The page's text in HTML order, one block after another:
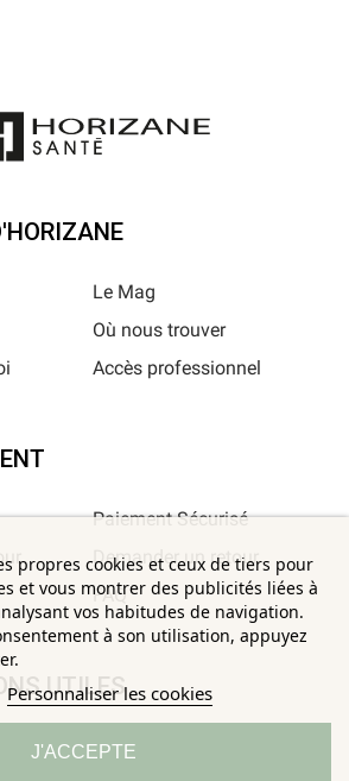
propres cookies et ceux de tiers pour
et vous montrer des publicités liées à
vos habitudes de navigation.
à son utilisation, appuyez
Personnaliser les cookies
J'ACCEPTE
Le Mag
Où nous trouver
Accès professionnel
Paiement Sécurisé
Demander un retour
FAQ
UTILES
de
Confidentialité